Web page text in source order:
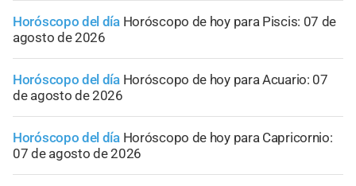
Horóscopo del día Horóscopo de hoy para Piscis: 07 de
agosto de 2026
Horóscopo del día Horóscopo de hoy para Acuario: 07
de agosto de 2026
Horóscopo del día Horóscopo de hoy para Capricornio:
07 de agosto de 2026